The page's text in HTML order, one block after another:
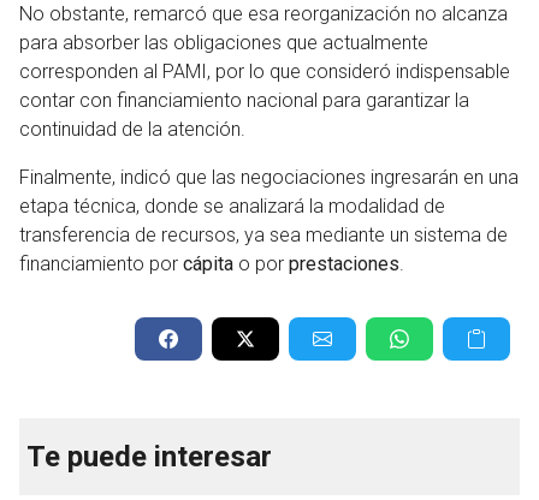
No obstante, remarcó que esa reorganización no alcanza
para absorber las obligaciones que actualmente
corresponden al PAMI, por lo que consideró indispensable
contar con financiamiento nacional para garantizar la
continuidad de la atención.
Finalmente, indicó que las negociaciones ingresarán en una
etapa técnica, donde se analizará la modalidad de
transferencia de recursos, ya sea mediante un sistema de
financiamiento por cápita o por prestaciones.
Te puede interesar